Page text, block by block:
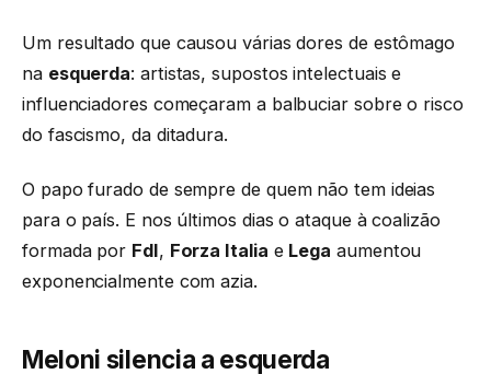
Um resultado que causou várias dores de estômago
na esquerda: artistas, supostos intelectuais e
influenciadores começaram a balbuciar sobre o risco
do fascismo, da ditadura.
O papo furado de sempre de quem não tem ideias
para o país. E nos últimos dias o ataque à coalizão
formada por FdI, Forza Italia e Lega aumentou
exponencialmente com azia.
Meloni silencia a esquerda